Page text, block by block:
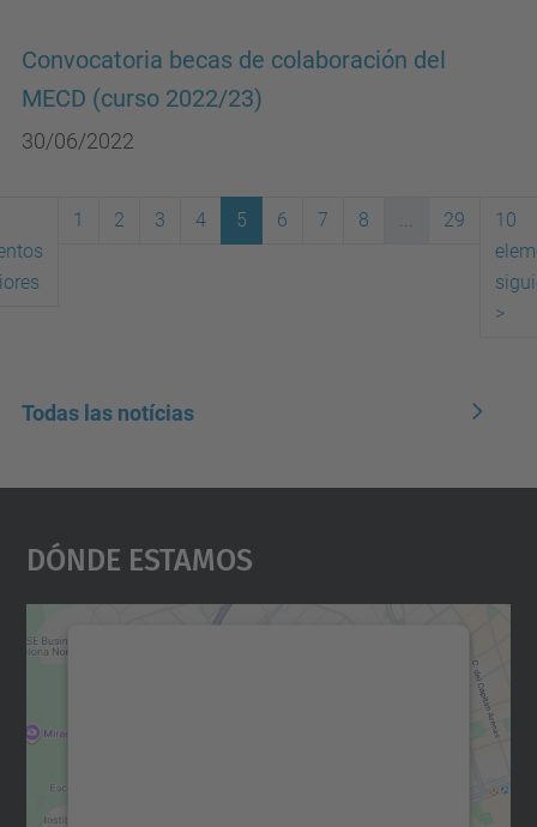
Convocatoria becas de colaboración del
MECD (curso 2022/23)
30/06/2022
1 2 3 4 5 6 7 8 ... 29
10
>
Todas las notícias
Dónde Estamos